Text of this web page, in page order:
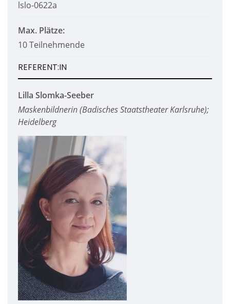
lslo-0622a
Max. Plätze:
10 Teilnehmende
REFERENT:IN
Lilla Slomka-Seeber
Maskenbildnerin (Badisches Staatstheater Karlsruhe);
Heidelberg